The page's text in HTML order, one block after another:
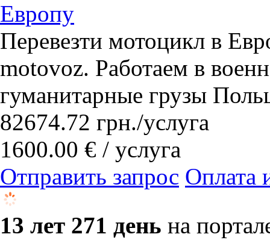
Европу
Перевезти мотоцикл в
motovoz. Работаем в
гуманитарные грузы
82674.72 грн./услуга
1600.00 € / услуга
Отправить запрос Оплата
13 лет 271 день на